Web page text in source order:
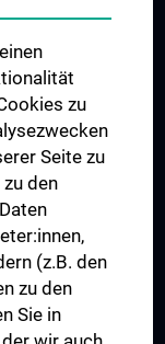
zu
Seite zu
den
(z.B. den
zu den
Sie in